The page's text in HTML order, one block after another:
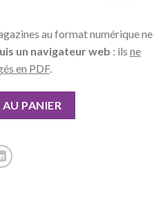
au format numérique ne
un navigateur web : ils ne
en PDF.
PANIER